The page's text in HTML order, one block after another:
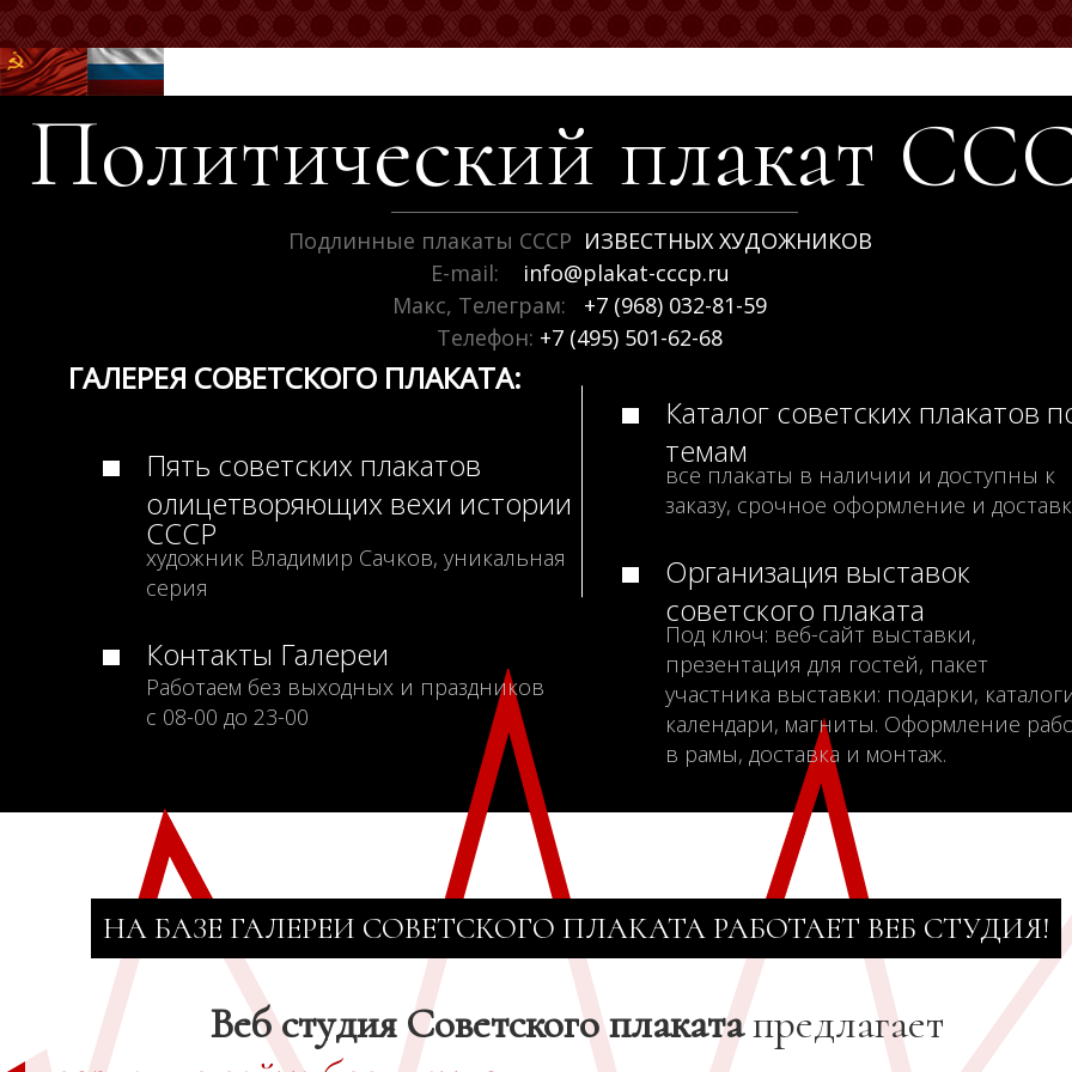
Политический плакат
Подлинные плакаты СССР ИЗВЕСТНЫХ ХУДОЖНИКОВ
E-mail:
info@plakat-cccp.ru
Макс, Телеграм:
+7 (968) 032-81-59
Телефон: +7 (495) 501-62-68
ГАЛЕРЕЯ СОВЕТСКОГО ПЛАКАТА:
Пять советских плакатов
олицетворяющих вехи истории
СССР
художник Владимир Сачков, уникальная
серия
Контакты Галереи
Работаем без выходных и праздников
с 08-00 до 23-00
Каталог советских плакатов
темам
все плакаты в наличии и доступны к
заказу, срочное оформление и
Организация выставок
советского плаката
Под ключ: веб-сайт выставки,
презентация для гостей, пакет
участника выставки: подарки,
календари, магниты. Оформление
в рамы, доставка и монтаж.
НА БАЗЕ ГАЛЕРЕИ СОВЕТСКОГО ПЛАКАТА РАБОТАЕТ ВЕБ СТУДИЯ!
Веб студия Советского плакатапредлагает